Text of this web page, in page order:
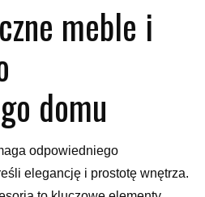
meble i
domu
odpowiedniego
elegancję i prostotę wnętrza.